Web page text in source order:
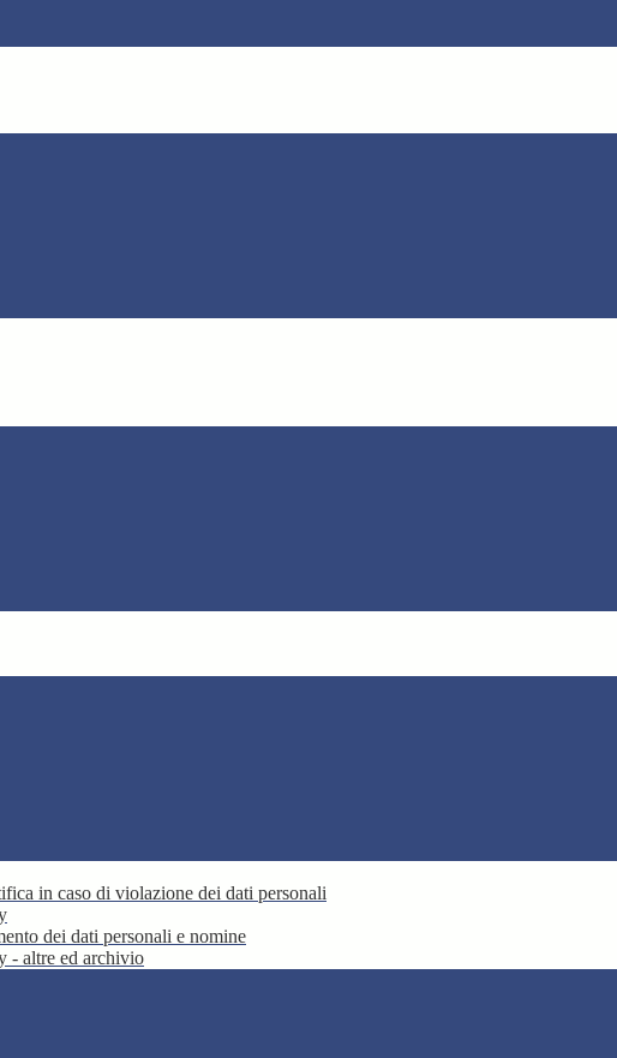
in caso di violazione dei dati personali
dei dati personali e nomine
- altre ed archivio